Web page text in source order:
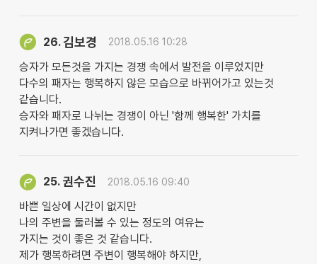
26.김보경 2018.05.16 10:28
승자가 모든것을 가지는 경쟁 속에서 발전을 이루었지만
다수의 패자는 행복하지 않은 모습으로 바뀌어가고 있는것
같습니다.
승자와 패자로 나뉘는 경쟁이 아닌 '함께 행복한' 가치를
지켜나가면 좋겠습니다.
25. 권수진 2018.05.16 09:40
바쁜 일상에 시간이 없지만
나의 주변을 둘러볼 수 있는 정도의 여유는
가지는 것이 좋은 것 같습니다.
제가 행복하려면 주변이 행복해야 하지만,